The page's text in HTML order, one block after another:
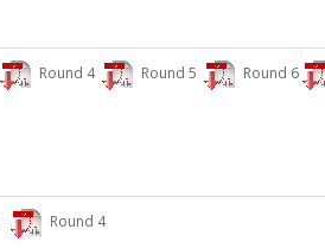
Round 4 Round 5 Round 6
Round 4